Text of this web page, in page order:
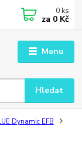
Menu
Hledat
0 ks
za 0 Kč
Dynamic EFB